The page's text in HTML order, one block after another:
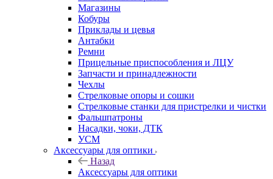
Магазины
Кобуры
Приклады и цевья
Антабки
Ремни
Прицельные приспособления и ЛЦУ
Запчасти и принадлежности
Чехлы
Стрелковые опоры и сошки
Стрелковые станки для пристрелки и чистки
Фальшпатроны
Насадки, чоки, ДТК
УСМ
Аксессуары для оптики
Назад
Аксессуары для оптики